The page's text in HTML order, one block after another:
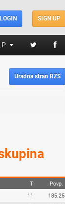
SIGN UP
LOGIN
Uradna stran BZS
T
Povp.
11
185.25